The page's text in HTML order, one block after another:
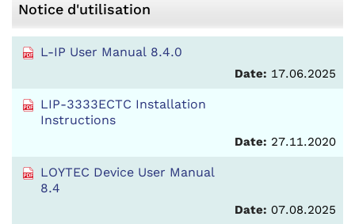
Notice d'utilisation
L-IP User Manual 8.4.0
Date: 17.06.2025
LIP-3333ECTC Installation
Instructions
Date: 27.11.2020
LOYTEC Device User Manual
8.4
Date: 07.08.2025